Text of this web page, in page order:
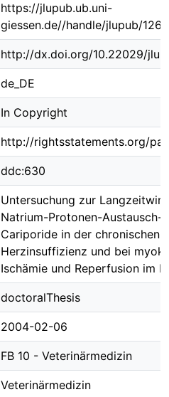
https://jlupub.ub.uni-
giessen.de//handle/jlupub/
http://dx.doi.org/10.22029/
de_DE
In Copyright
http://rightsstatements.org/
ddc:630
Untersuchung zur
Natrium-Protonen-Austausch-
Cariporide in der chronischen
Herzinsuffizienz und bei
Ischämie und Reperfusion im
doctoralThesis
2004-02-06
FB 10 - Veterinärmedizin
Veterinärmedizin